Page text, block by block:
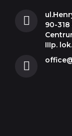
90-318
IIIp.